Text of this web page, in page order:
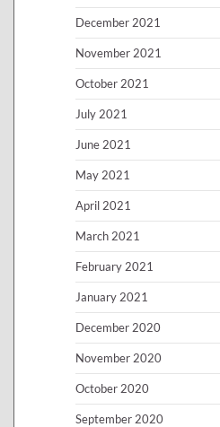
December 2021
November 2021
October 2021
July 2021
June 2021
May 2021
April 2021
March 2021
February 2021
January 2021
December 2020
November 2020
October 2020
September 2020